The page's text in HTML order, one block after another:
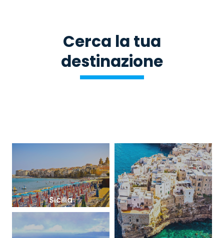
Cerca la tua
destinazione
Sicilia